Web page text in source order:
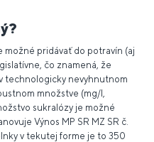
možné pridávať do potravín (aj
čo znamená, že
technologicky nevyhnutnom
množstve (mg/l,
sukralózy je možné
Výnos MP SR MZ SR č.
v tekutej forme je to 350